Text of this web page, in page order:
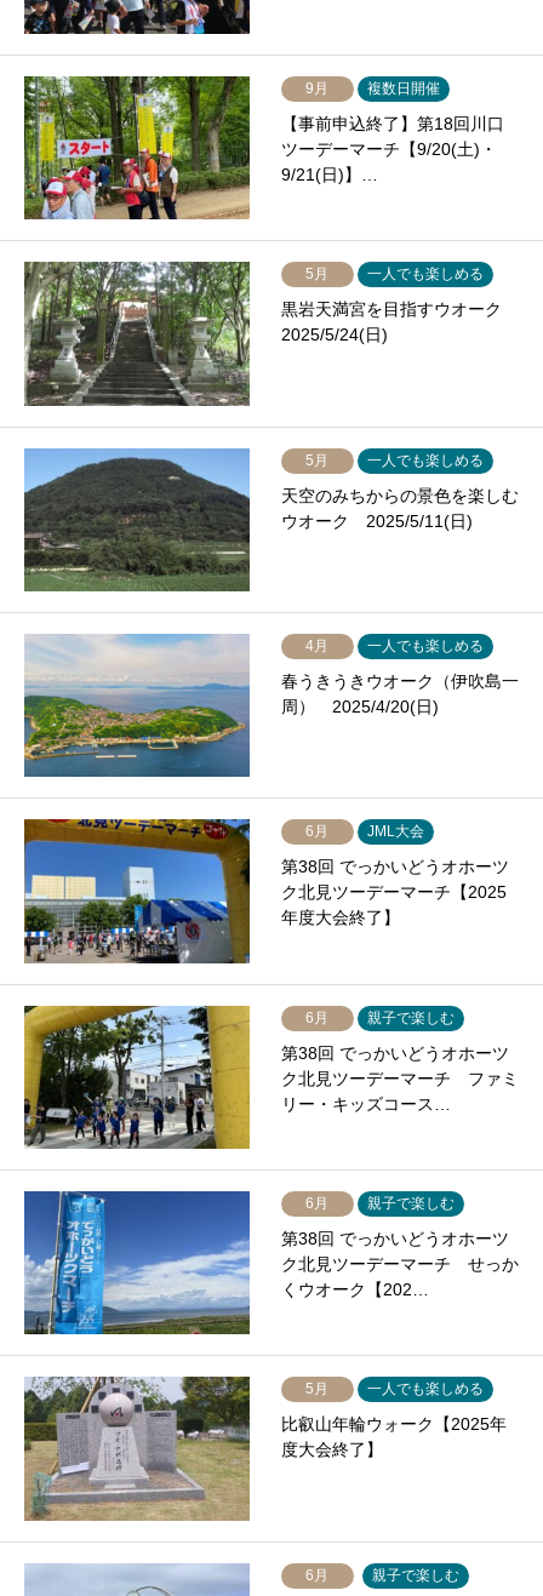
9月 複数日開催
【事前申込終了】第18回川口
ツーデーマーチ【9/20(土)・
9/21(日)】…
5月 一人でも楽しめる
黒岩天満宮を目指すウオーク
2025/5/24(日)
5月 一人でも楽しめる
天空のみちからの景色を楽しむ
ウオーク 2025/5/11(日)
4月 一人でも楽しめる
春うきうきウオーク（伊吹島一
周） 2025/4/20(日)
6月 JML大会
第38回 でっかいどうオホーツ
ク北見ツーデーマーチ【2025
年度大会終了】
6月 親子で楽しむ
第38回 でっかいどうオホーツ
ク北見ツーデーマーチ ファミ
リー・キッズコース…
6月 親子で楽しむ
第38回 でっかいどうオホーツ
ク北見ツーデーマーチ せっか
くウオーク【202…
5月 一人でも楽しめる
比叡山年輪ウォーク【2025年
度大会終了】
6月 親子で楽しむ